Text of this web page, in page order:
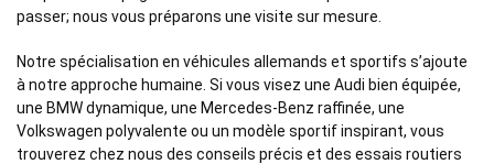
passer; nous vous préparons une visite sur mesure.
Notre spécialisation en véhicules allemands et sportifs s’ajoute
à notre approche humaine. Si vous visez une Audi bien équipée,
une BMW dynamique, une Mercedes-Benz raffinée, une
Volkswagen polyvalente ou un modèle sportif inspirant, vous
trouverez chez nous des conseils précis et des essais routiers